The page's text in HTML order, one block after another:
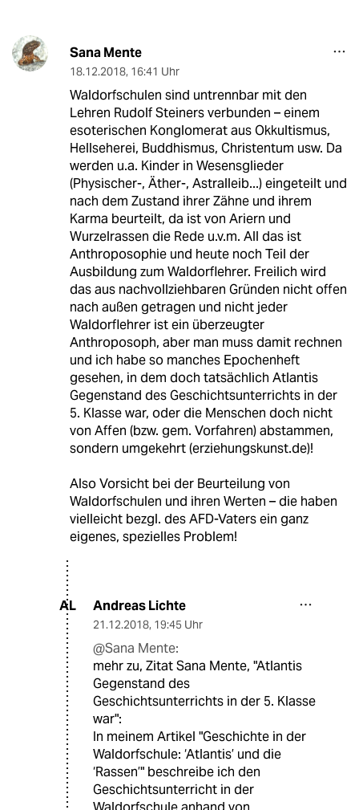
Sana Mente
18.12.2018, 16:41 Uhr
Waldorfschulen sind untrennbar mit den
Lehren Rudolf Steiners verbunden – einem
esoterischen Konglomerat aus Okkultismus,
Hellseherei, Buddhismus, Christentum usw. Da
werden u.a. Kinder in Wesensglieder
(Physischer-, Äther-, Astralleib...) eingeteilt und
nach dem Zustand ihrer Zähne und ihrem
Karma beurteilt, da ist von Ariern und
Wurzelrassen die Rede u.v.m. All das ist
Anthroposophie und heute noch Teil der
Ausbildung zum Waldorflehrer. Freilich wird
das aus nachvollziehbaren Gründen nicht offen
nach außen getragen und nicht jeder
Waldorflehrer ist ein überzeugter
Anthroposoph, aber man muss damit rechnen
und ich habe so manches Epochenheft
gesehen, in dem doch tatsächlich Atlantis
Gegenstand des Geschichtsunterrichts in der
5. Klasse war, oder die Menschen doch nicht
von Affen (bzw. gem. Vorfahren) abstammen,
sondern umgekehrt (erziehungskunst.de)!
Also Vorsicht bei der Beurteilung von
Waldorfschulen und ihren Werten – die haben
vielleicht bezgl. des AFD-Vaters ein ganz
eigenes, spezielles Problem!
AL Andreas Lichte
21.12.2018, 19:45 Uhr
@Sana Mente:
mehr zu, Zitat Sana Mente, "Atlantis
Gegenstand des
Geschichtsunterrichts in der 5. Klasse
war":
In meinem Artikel "Geschichte in der
Waldorfschule: ‘Atlantis’ und die
‘Rassen’" beschreibe ich den
Geschichtsunterricht in der